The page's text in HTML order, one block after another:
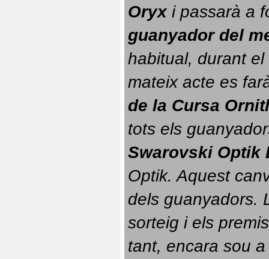
Oryx i passarà a
guanyador del
habitual, durant el
mateix acte es
de la Cursa
tots els
Swarovski Optik
Optik. Aquest
dels guanyadors.
sorteig i els
tant, encara sou